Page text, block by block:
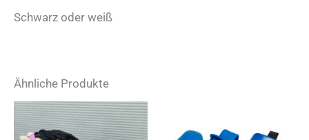
Schwarz oder weiß
Ähnliche Produkte